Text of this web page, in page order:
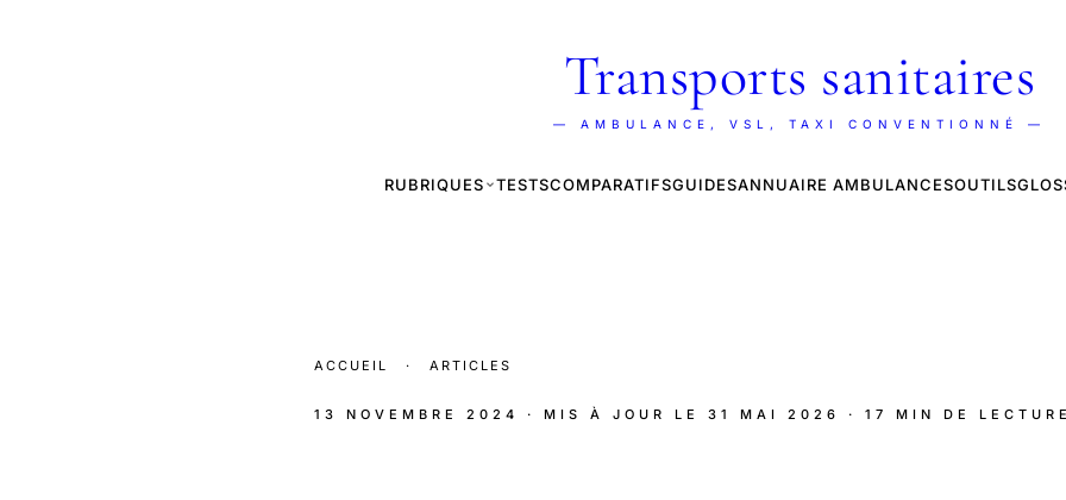
Transports sanitaires
— AMBULANCE, VSL, TAXI CONVENTIONNÉ —
RUBRIQUES TESTSCOMPARATIFSGUIDESANNUAIRE AMBULANCESOUTILS
ACCUEIL · ARTICLES
13 NOVEMBRE 2024 · MIS À JOUR LE 31 MAI 2026 · 17 MIN DE